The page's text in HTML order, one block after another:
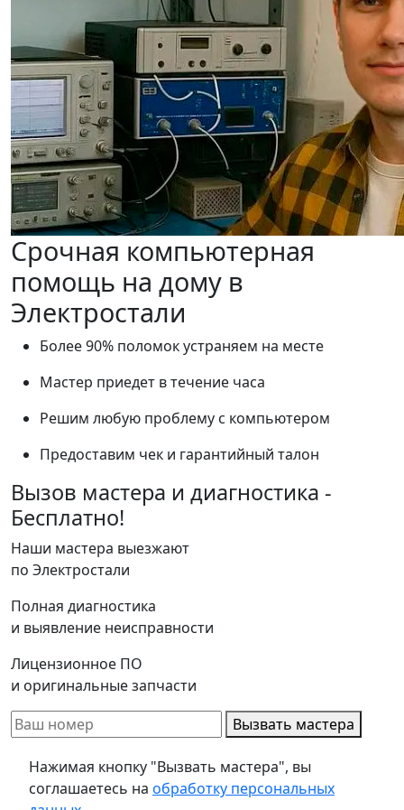
Срочная компьютерная
помощь на дому в
Электростали
Более 90% поломок устраняем на месте
Мастер приедет в течение часа
Решим любую проблему с компьютером
Предоставим чек и гарантийный талон
Вызов мастера и диагностика -
Бесплатно!
Наши мастера выезжают
по Электростали
Полная диагностика
и выявление неисправности
Лицензионное ПО
и оригинальные запчасти
Вызвать мастера
Нажимая кнопку "Вызвать мастера", вы
соглашаетесь на обработку персональных